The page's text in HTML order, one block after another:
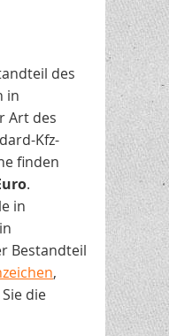
des
in
Art des
Kfz-
finden
.
in
Bestandteil
,
die